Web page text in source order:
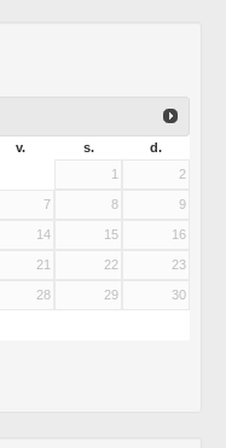
v. s.
d.
1
2
7 8 9
14 15 16
21 22 23
28 29 30